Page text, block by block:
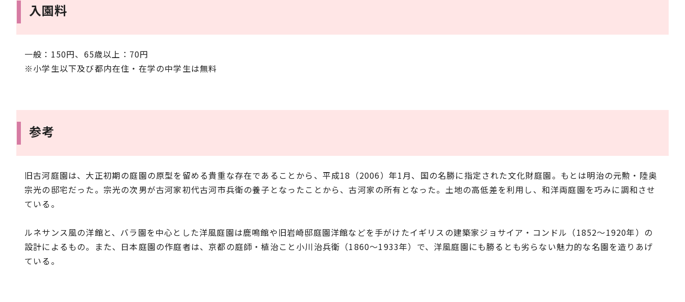
入園料
一般：150円、65歳以上：70円
※小学生以下及び都内在住・在学の中学生は無料
参考
旧古河庭園は、大正初期の庭園の原型を留める貴重な存在であることから、平成18（2006）年1月、国の名勝に指定された文化財庭園。もとは明治の元勲・陸奥
宗光の邸宅だった。宗光の次男が古河家初代古河市兵衛の養子となったことから、古河家の所有となった。土地の高低差を利用し、和洋両庭園を巧みに調和させ
ている。
ルネサンス風の洋館と、バラ園を中心とした洋風庭園は鹿鳴館や旧岩崎邸庭園洋館などを手がけたイギリスの建築家ジョサイア・コンドル（1852～1920年）の
設計によるもの。また、日本庭園の作庭者は、京都の庭師・植治こと小川治兵衛（1860～1933年）で、洋風庭園にも勝るとも劣らない魅力的な名園を造りあげ
ている。